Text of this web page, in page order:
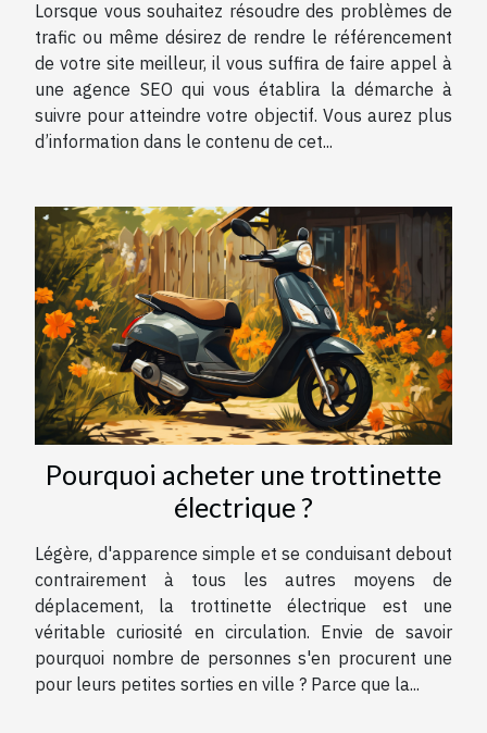
Lorsque vous souhaitez résoudre des problèmes de
trafic ou même désirez de rendre le référencement
de votre site meilleur, il vous suffira de faire appel à
une agence SEO qui vous établira la démarche à
suivre pour atteindre votre objectif. Vous aurez plus
d’information dans le contenu de cet...
Pourquoi acheter une trottinette
électrique ?
Légère, d'apparence simple et se conduisant debout
contrairement à tous les autres moyens de
déplacement, la trottinette électrique est une
véritable curiosité en circulation. Envie de savoir
pourquoi nombre de personnes s'en procurent une
pour leurs petites sorties en ville ? Parce que la...